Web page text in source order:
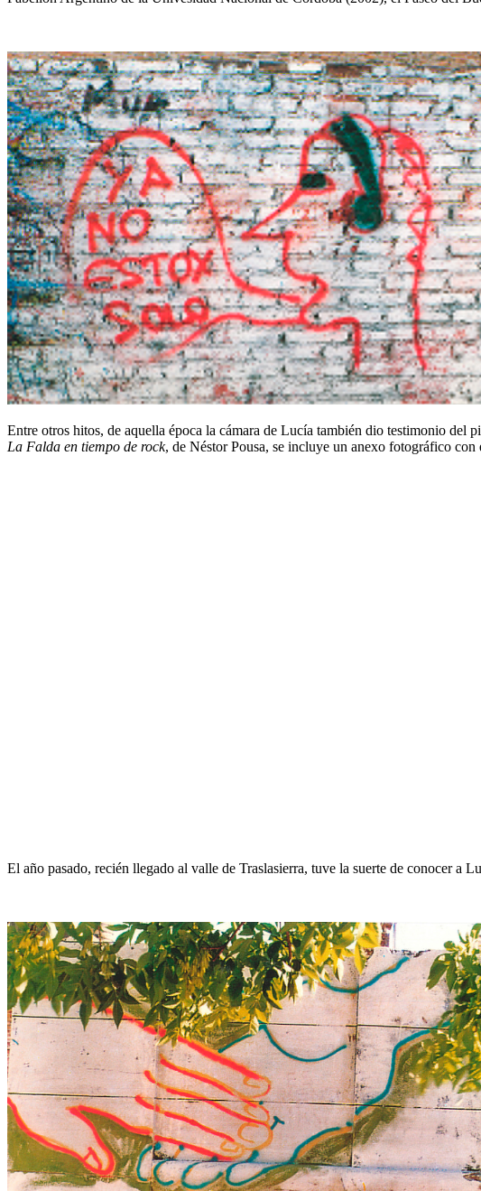
Entre otros hitos, de aquella época la cámara de Lucía también dio testimonio
La Falda en tiempo de rock, de Néstor Pousa, se incluye un anexo fotográfico con
El año pasado, recién llegado al valle de Traslasierra, tuve la suerte de conocer a